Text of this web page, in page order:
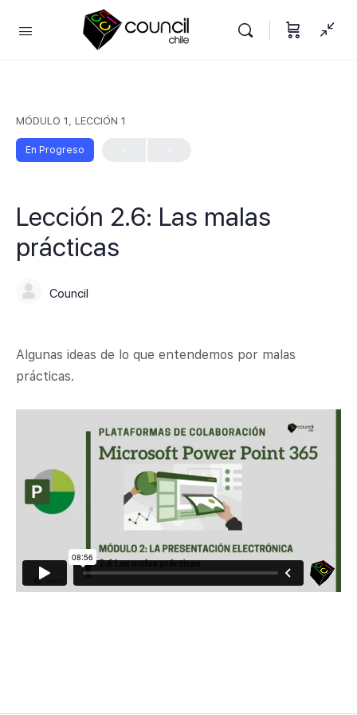
MÓDULO 1, LECCIÓN 1
En Progreso
Lección 2.6: Las malas
prácticas
Council
Algunas ideas de lo que entendemos por malas
prácticas.